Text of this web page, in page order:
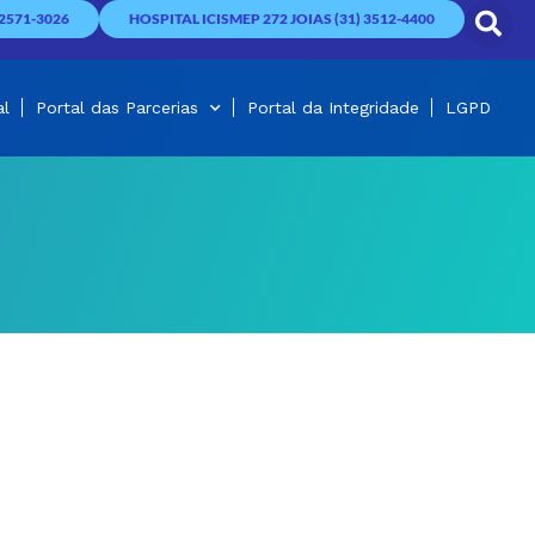
3026 HOSPITAL ICISMEP 272 JOIAS (31) 3512-4400
Portal das Parcerias Portal da Integridade LGPD